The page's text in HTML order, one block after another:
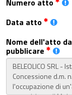
Numero atto
Data atto
Nome dell'atto da
pubblicare